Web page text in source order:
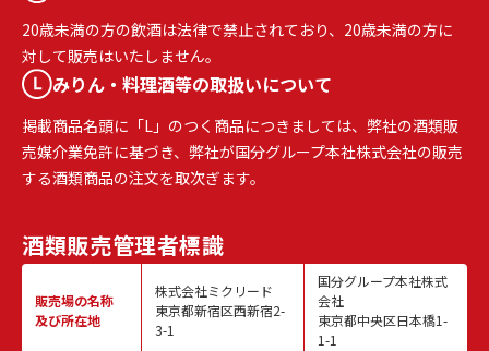
20歳未満の方の飲酒は法律で禁止されており、20歳未満の方に
対して販売はいたしません。
みりん・料理酒等の取扱いについて
掲載商品名頭に「L」のつく商品につきましては、弊社の酒類販
売媒介業免許に基づき、弊社が国分グループ本社株式会社の販売
する酒類商品の注文を取次ぎます。
酒類販売管理者標識
販売場の名称
及び所在地
株式会社ミクリード
東京都新宿区西新宿2-
3-1
国分グループ本社株式
会社
東京都中央区日本橋1-
1-1